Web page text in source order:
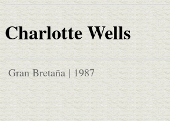
Charlotte Wells
Gran Bretaña | 1987